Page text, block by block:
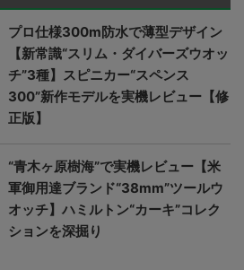
プロ仕様300m防水で薄型デザイン
【新常識“スリム・ダイバーズウオッ
チ”3種】スピニカー“スペンス
300”新作モデルを実機レビュー【修
正版】
“青木ヶ原樹海”で実機レビュー【米
軍御用達ブランド“38mm”ツールウ
オッチ】ハミルトン“カーキ”コレク
ションを深掘り